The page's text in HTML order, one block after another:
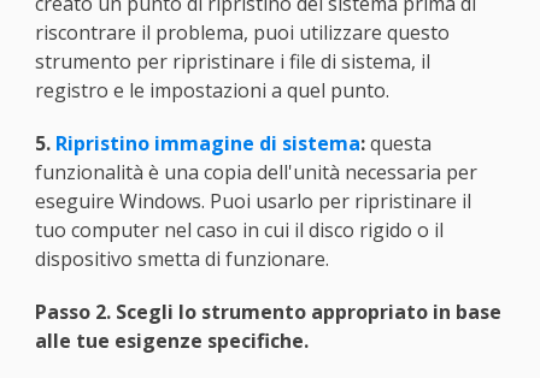
riscontrare il problema, puoi utilizzare questo
strumento per ripristinare i file di sistema, il
registro e le impostazioni a quel punto.
5. Ripristino immagine di sistema:questa
funzionalità è una copia dell'unità necessaria per
eseguire Windows. Puoi usarlo per ripristinare il
tuo computer nel caso in cui il disco rigido o il
dispositivo smetta di funzionare.
Passo 2. Scegli lo strumento appropriato in base
alle tue esigenze specifiche.